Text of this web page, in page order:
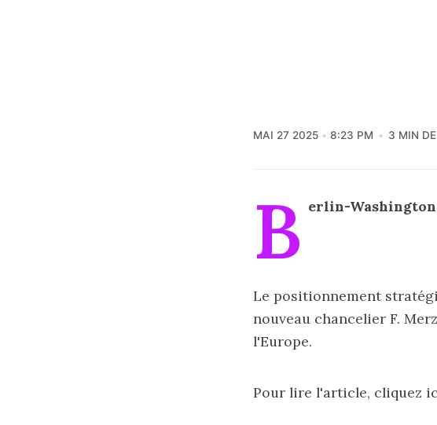
MAI 27 2025 8:23 PM 3 MIN
B erlin-
Le positionnement
nouveau chancelier F.
l'Europe.
Pour lire l'article, cliquez